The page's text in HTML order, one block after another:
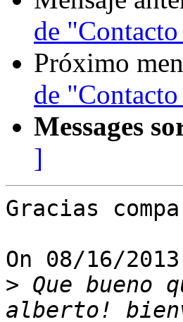
de
Próximo
de
Messages
]
Gracias
On 08/16/
> Que bueno